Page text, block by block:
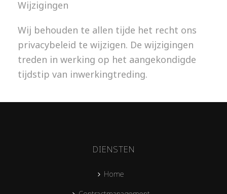
Wijzigingen
Wij behouden te allen tijde het recht ons
privacybeleid te wijzigen. De wijzigingen
treden in werking op het aangekondigde
tijdstip van inwerkingtreding.
DIENSTEN
Home